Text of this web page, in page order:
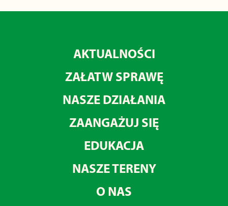
AKTUALNOŚCI
ZAŁATW SPRAWĘ
NASZE DZIAŁANIA
ZAANGAŻUJ SIĘ
EDUKACJA
NASZE TERENY
O NAS